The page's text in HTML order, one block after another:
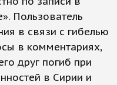
Пользователь
в связи с гибелью
в комментариях,
друг погиб при
в Сирии и